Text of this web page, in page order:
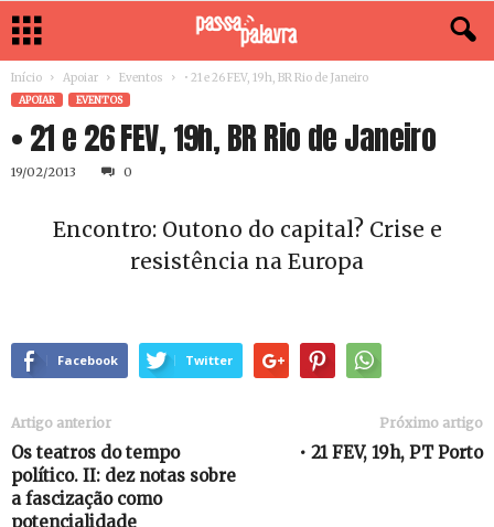
Início Apoiar Eventos • 21 e 26 FEV, 19h, BR Rio de Janeiro
APOIAR EVENTOS
• 21 e 26 FEV, 19h, BR Rio de Janeiro
19/02/2013 0
Encontro: Outono do capital? Crise e
resistência na Europa
Facebook Twitter
Artigo anterior
Os teatros do tempo
político. II: dez notas sobre
a fascização como
potencialidade
Próximo artigo
• 21 FEV, 19h, PT Porto